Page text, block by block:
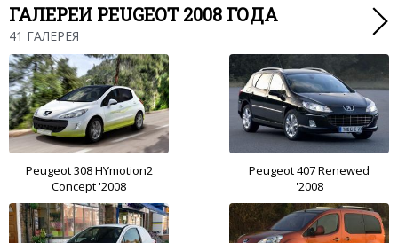
ГАЛЕРЕИ PEUGEOT 2008 ГОДА
41 ГАЛЕРЕЯ
Peugeot 308 HYmotion2
Concept '2008
Peugeot 407 Renewed
'2008